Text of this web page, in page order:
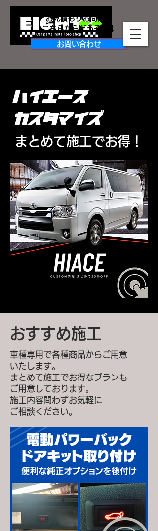
お見積もりお問合せ
​こちらからどうぞ↓↓
お問い合わせ
ハイエース
​カスタマイズ
​まとめて施工でお得！
おすすめ施工
車種専用で各種商品からご用意
いたします。
まとめて施工でお得なプランも
ご用意しております。
施工内容問わずお気軽に
ご相談ください。